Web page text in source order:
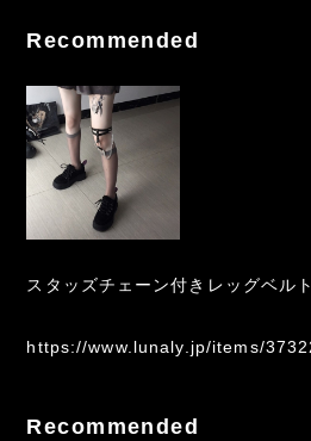
Recommended
スタッズチェーン付きレッグベル
https://www.lunaly.jp/items/
Recommended